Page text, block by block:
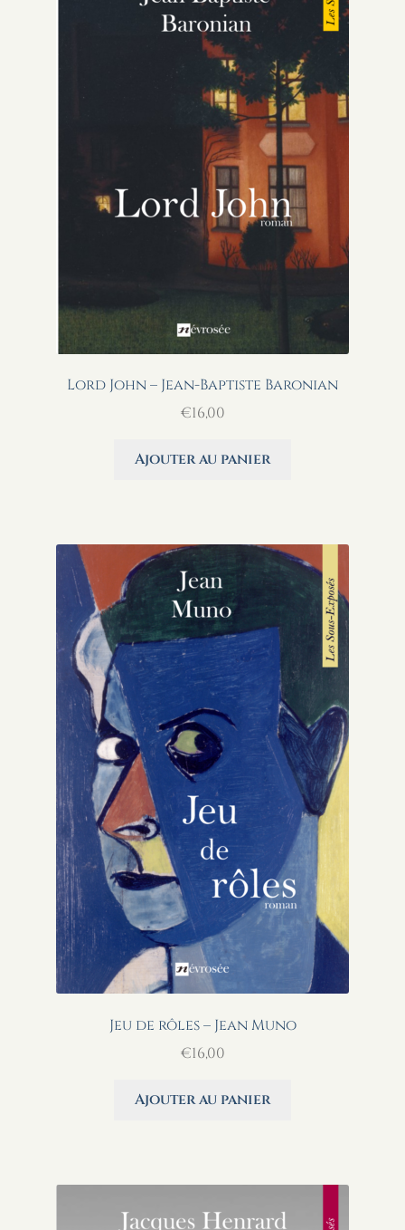
Lord John – Jean-Baptiste Baronian
€16,00
Ajouter au panier
Jeu de rôles – Jean Muno
€16,00
Ajouter au panier